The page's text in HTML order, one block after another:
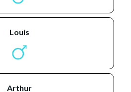
louis
arthur